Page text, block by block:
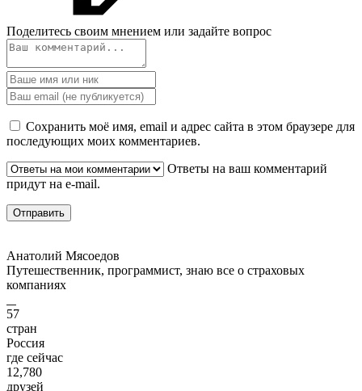
Поделитесь своим мнением или задайте вопрос
Сохранить моё имя, email и адрес сайта в этом браузере для
последующих моих комментариев.
Ответы на ваш комментарий
придут на e-mail.
Анатолий Мясоедов
Путешественник, программист, знаю все о страховых
компаниях
57
стран
Россия
где сейчас
12,780
друзей